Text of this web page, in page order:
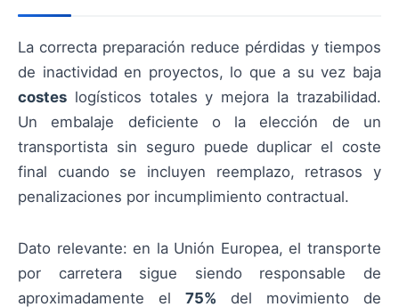
La correcta preparación reduce pérdidas y tiempos
de inactividad en proyectos, lo que a su vez baja
costes logísticos totales y mejora la trazabilidad.
Un embalaje deficiente o la elección de un
transportista sin seguro puede duplicar el coste
final cuando se incluyen reemplazo, retrasos y
penalizaciones por incumplimiento contractual.
Dato relevante: en la Unión Europea, el transporte
por carretera sigue siendo responsable de
aproximadamente el 75% del movimiento de